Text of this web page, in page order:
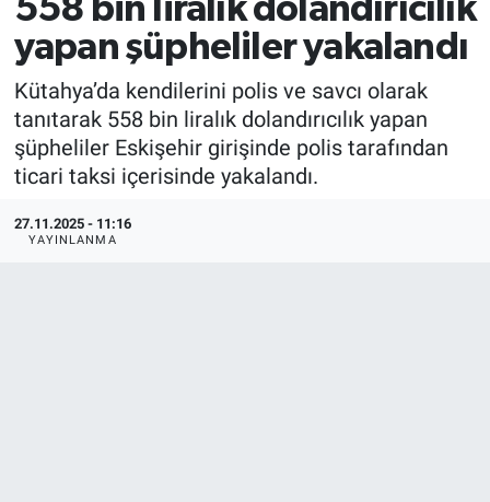
558 bin liralık dolandırıcılık
yapan şüpheliler yakalandı
Kütahya’da kendilerini polis ve savcı olarak
tanıtarak 558 bin liralık dolandırıcılık yapan
şüpheliler Eskişehir girişinde polis tarafından
ticari taksi içerisinde yakalandı.
27.11.2025 - 11:16
YAYINLANMA
Türkiye
Dünya
Sağlık
Alış-Veriş/İş dünyası
Eskişehir Arşivi
Röportaj
Ekonomi
Kültür Sanat
Tüm Manşetler
Son Dakika Haberleri
Haber Arşivi